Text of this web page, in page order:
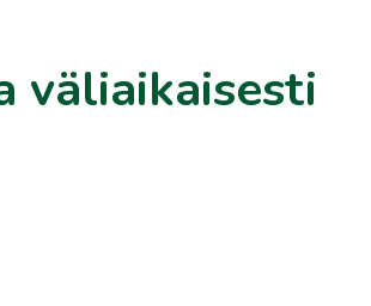
väliaikaisesti